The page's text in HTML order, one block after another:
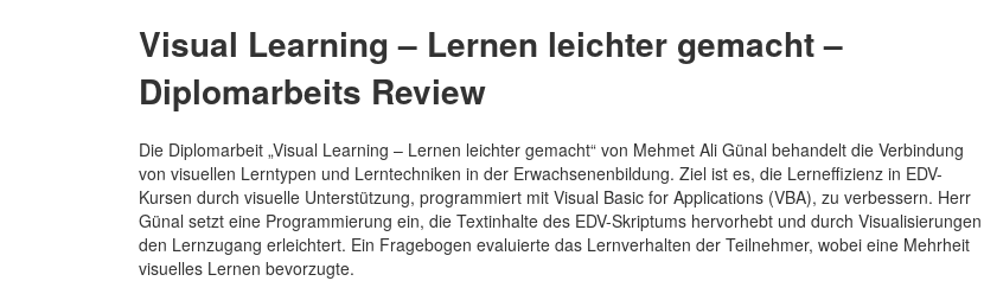
Visual Learning – Lernen leichter gemacht –
Diplomarbeits Review
Die Diplomarbeit „Visual Learning – Lernen leichter gemacht“ von Mehmet Ali Günal behandelt die Verbindung
von visuellen Lerntypen und Lerntechniken in der Erwachsenenbildung. Ziel ist es, die Lerneffizienz in EDV-
Kursen durch visuelle Unterstützung, programmiert mit Visual Basic for Applications (VBA), zu verbessern. Herr
Günal setzt eine Programmierung ein, die Textinhalte des EDV-Skriptums hervorhebt und durch Visualisierungen
den Lernzugang erleichtert. Ein Fragebogen evaluierte das Lernverhalten der Teilnehmer, wobei eine Mehrheit
visuelles Lernen bevorzugte.